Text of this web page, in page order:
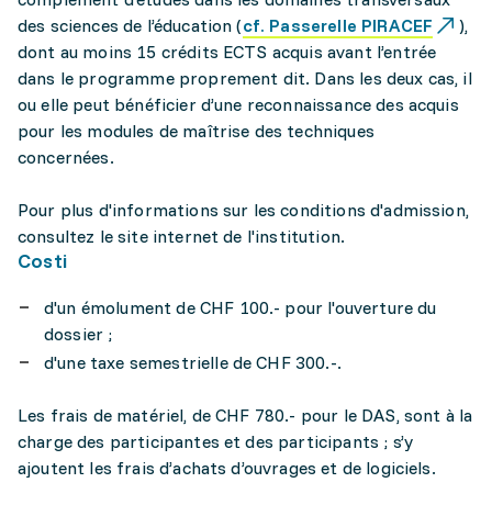
des sciences de l’éducation (cf. Passerelle PIRACEF
),
dont au moins 15 crédits ECTS acquis avant l’entrée
dans le programme proprement dit. Dans les deux cas, il
ou elle peut bénéficier d’une reconnaissance des acquis
pour les modules de maîtrise des techniques
concernées.
Pour plus d'informations sur les conditions d'admission,
consultez le site internet de l'institution.
Costi
d'un émolument de CHF 100.- pour l'ouverture du
dossier ;
d'une taxe semestrielle de CHF 300.-.
Les frais de matériel, de CHF 780.- pour le DAS, sont à la
charge des participantes et des participants ; s’y
ajoutent les frais d’achats d’ouvrages et de logiciels.